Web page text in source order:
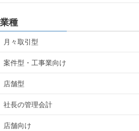
業種
月々取引型
案件型・工事業向け
店舗型
社長の管理会計
店舗向け